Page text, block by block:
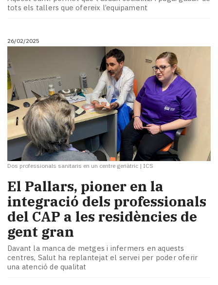
tots els tallers que ofereix l’equipament
26/02/2025
Dos professionals sanitaris en un centre geriàtric | ICS
El Pallars, pioner en la
integració dels professionals
del CAP a les residències de
gent gran
Davant la manca de metges i infermers en aquests
centres, Salut ha replantejat el servei per poder oferir
una atenció de qualitat